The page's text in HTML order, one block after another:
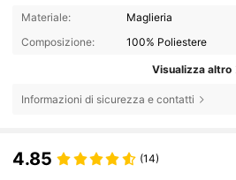
Materiale:
Maglieria
Composizione:
100% Poliestere
Visualizza altro
Informazioni di sicurezza e contatti
4.85 (14)